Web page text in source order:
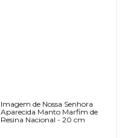
Imagem de Nossa Senhora
Aparecida Manto Marfim de
Resina Nacional - 20 cm